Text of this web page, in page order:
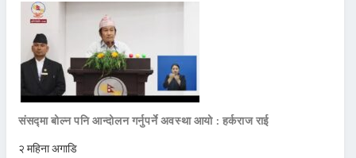
संसद्मा बोल्न पनि आन्दोलन गर्नुपर्ने अवस्था आयो : हर्कराज राई
२ महिना अगाडि